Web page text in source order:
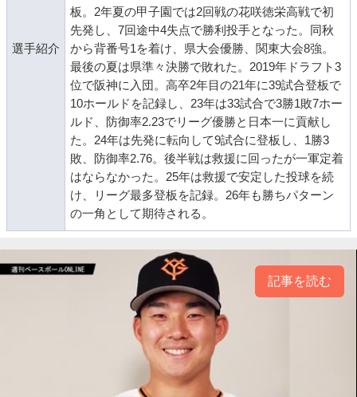
選手紹介
板。2年夏の甲子園では2回戦の花咲徳栄高戦で初
先発し、7回途中4失点で勝利投手となった。同秋
から背番号1を着け、県大会優勝、関東大会8強。
最後の夏は県準々決勝で敗れた。2019年ドラフト3
位で阪神に入団。高卒2年目の21年に39試合登板で
10ホールドを記録し、23年は33試合で3勝1敗7ホー
ルド、防御率2.23でリーグ優勝と日本一に貢献し
た。24年は先発に転向して9試合に登板し、1勝3
敗、防御率2.76。後半戦は救援に回ったが一軍定着
はならなかった。25年は救援で安定した投球を続
け、リーグ最多登板を記録。26年も勝ちパターン
の一角として期待される。
記事を読む